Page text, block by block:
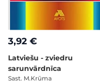
3,92 €
Latviešu - zviedru
sarunvārdnīca
Sast. M.Krūma